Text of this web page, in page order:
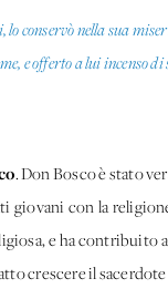
lo conservò nella sua
e offerto a lui incenso di
. Don Bosco è stato
giovani con la
e ha contribuito
crescere il sacerdote